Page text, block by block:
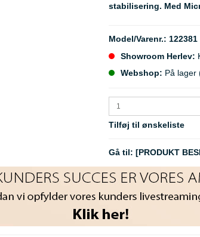
stabilisering. Med
Model/Varenr.: 122381
Showroom Herlev:
Webshop: På lager
Tilføj til ønskeliste
Gå til: [PRODUKT